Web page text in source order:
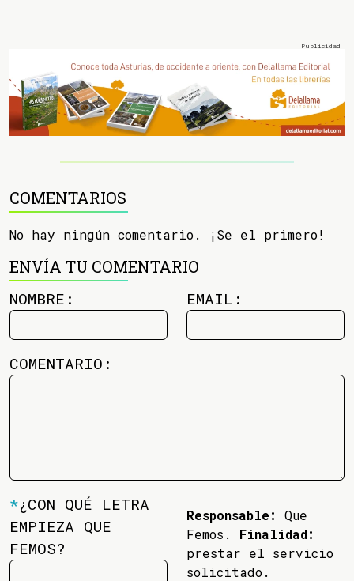
COMENTARIOS
No hay ningún comentario. ¡Se el primero!
ENVÍA TU COMENTARIO
NOMBRE: EMAIL:
COMENTARIO:
*¿CON QUÉ LETRA
EMPIEZA QUE
FEMOS?
Responsable:
Que
Femos. Finalidad:
prestar el servicio
solicitado.